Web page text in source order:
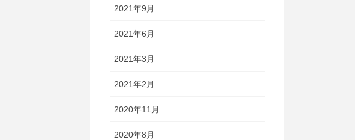
2021年9月
2021年6月
2021年3月
2021年2月
2020年11月
2020年8月